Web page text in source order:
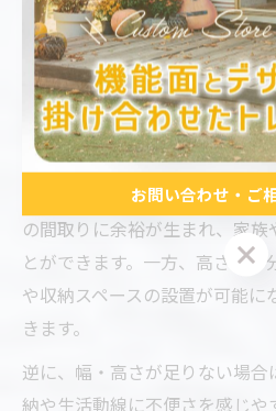
おすすめします。後悔しない
く法令・安全面にも配慮しまし
トレーラーハウスの高さや
トレーラーハウスの高さや幅
直結します。幅が広いとリビン
の間取りに余裕が生まれ、家
とができます。一方、高さが十
や収納スペースの設置が可能に
きます。
逆に、幅・高さが足りない場
納や生活動線に不便さを感じや
お問い合わせ・ご
お問い合わせ・ご